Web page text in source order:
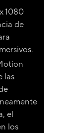
1080
de
las
el
los